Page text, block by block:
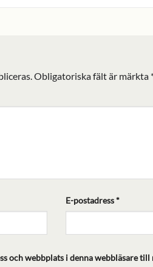
Obligatoriska fält är märkta
E-postadress*
och webbplats i denna webbläsare till